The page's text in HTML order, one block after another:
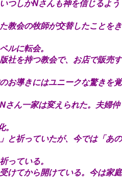
つしかNさんも神を信じるよう
教会の牧師が交替したことをき
ルに転会。
社を持つ教会で、お店で販売す
お導きにはユニークな驚きを覚
さん一家は変えられた。夫婦仲
と祈っていたが、今では「あの
っている。
けてから開けている。今は家庭